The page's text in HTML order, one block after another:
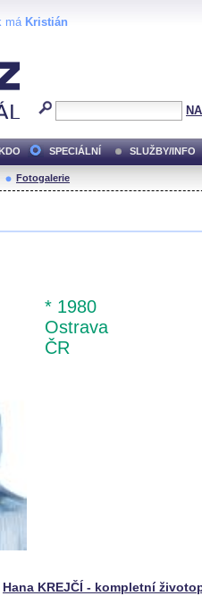
má Kristián
SPECIÁLNÍ SLUŽBY/INFO
Fotogalerie
* 1980
Ostrava
ČR
Hana KREJČÍ - kompletní